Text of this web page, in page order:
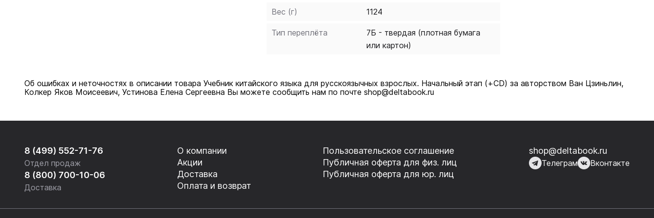
фонозаписи текстов, учебник приобретает некоторые черты самоучителя, то есть позволяет самостоятельно
разобраться в пропущенном материале и потренироваться в его употреблении.
Вес (г) 1124
Тип переплёта
7Б - твердая (плотная бумага
или картон)
Об ошибках и неточностях в описании товара Учебник китайского языка для русскоязычных взрослых. Начальный этап (+CD) за авторством Ван Цзиньлин,
Колкер Яков Моисеевич, Устинова Елена Сергеевна Вы можете сообщить нам по почте shop@deltabook.ru
8 (499) 552-71-76
Отдел продаж
8 (800) 700-10-06
Доставка
О компании
Акции
Доставка
Оплата и возврат
Пользовательское соглашение
Публичная оферта для физ. лиц
Публичная оферта для юр. лиц
shop@deltabook.ru
Телеграм Вконтакте